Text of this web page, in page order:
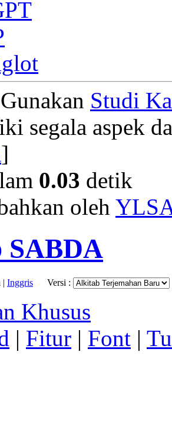
Studi
segala aspek
]
0.03 detik
oleh
| Inggris Versi :
Khusus
| Fitur | Font |